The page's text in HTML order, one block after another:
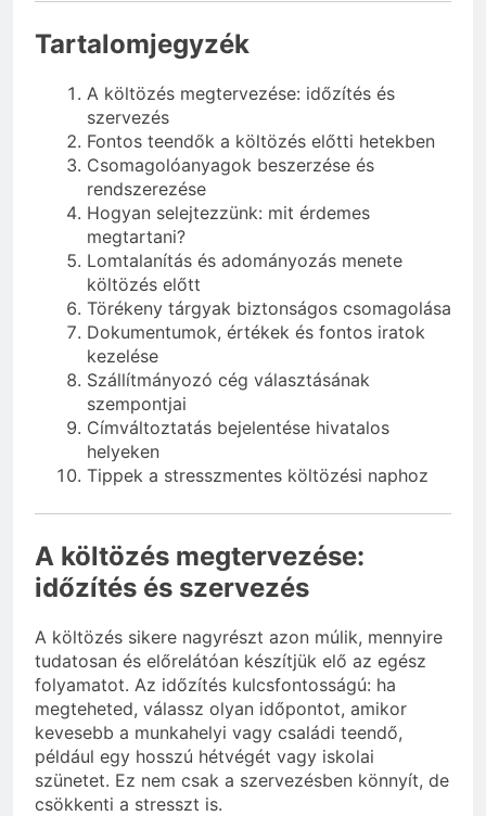
Tartalomjegyzék
A költözés megtervezése: időzítés és
szervezés
Fontos teendők a költözés előtti hetekben
Csomagolóanyagok beszerzése és
rendszerezése
Hogyan selejtezzünk: mit érdemes
megtartani?
Lomtalanítás és adományozás menete
költözés előtt
Törékeny tárgyak biztonságos csomagolása
Dokumentumok, értékek és fontos iratok
kezelése
Szállítmányozó cég választásának
szempontjai
Címváltoztatás bejelentése hivatalos
helyeken
Tippek a stresszmentes költözési naphoz
A költözés megtervezése:
időzítés és szervezés
A költözés sikere nagyrészt azon múlik, mennyire
tudatosan és előrelátóan készítjük elő az egész
folyamatot. Az időzítés kulcsfontosságú: ha
megteheted, válassz olyan időpontot, amikor
kevesebb a munkahelyi vagy családi teendő,
például egy hosszú hétvégét vagy iskolai
szünetet. Ez nem csak a szervezésben könnyít, de
csökkenti a stresszt is.